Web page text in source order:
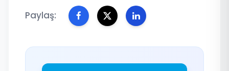
Paylaş: